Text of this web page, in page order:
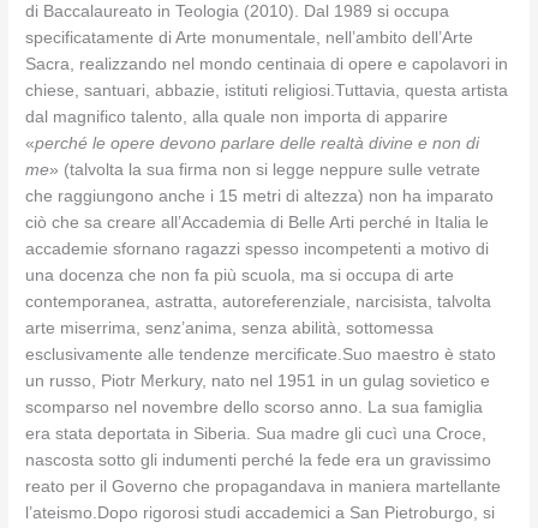
di Baccalaureato in Teologia (2010). Dal 1989 si occupa
specificatamente di Arte monumentale, nell’ambito dell’Arte
Sacra, realizzando nel mondo centinaia di opere e capolavori in
chiese, santuari, abbazie, istituti religiosi.Tuttavia, questa artista
dal magnifico talento, alla quale non importa di apparire
«perché le opere devono parlare delle realtà divine e non di
me» (talvolta la sua firma non si legge neppure sulle vetrate
che raggiungono anche i 15 metri di altezza) non ha imparato
ciò che sa creare all’Accademia di Belle Arti perché in Italia le
accademie sfornano ragazzi spesso incompetenti a motivo di
una docenza che non fa più scuola, ma si occupa di arte
contemporanea, astratta, autoreferenziale, narcisista, talvolta
arte miserrima, senz’anima, senza abilità, sottomessa
esclusivamente alle tendenze mercificate.Suo maestro è stato
un russo, Piotr Merkury, nato nel 1951 in un gulag sovietico e
scomparso nel novembre dello scorso anno. La sua famiglia
era stata deportata in Siberia. Sua madre gli cucì una Croce,
nascosta sotto gli indumenti perché la fede era un gravissimo
reato per il Governo che propagandava in maniera martellante
l’ateismo.Dopo rigorosi studi accademici a San Pietroburgo, si